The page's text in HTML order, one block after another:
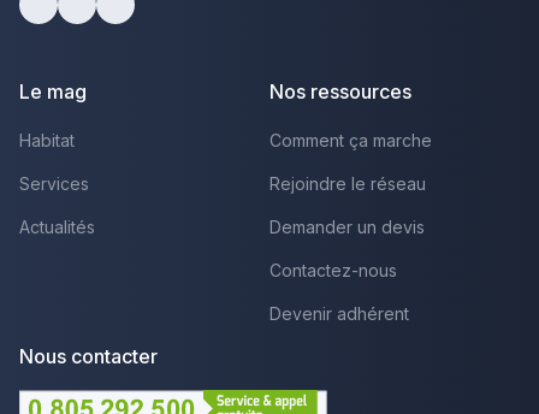
Le mag
Habitat
Services
Actualités
Nos ressources
Comment ça marche
Rejoindre le réseau
Demander un devis
Contactez-nous
Devenir adhérent
Nous contacter